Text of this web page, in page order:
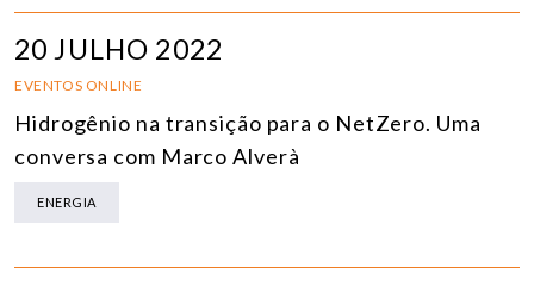
20 JULHO 2022
EVENTOS ONLINE
Hidrogênio na transição para o NetZero. Uma
conversa com Marco Alverà
ENERGIA